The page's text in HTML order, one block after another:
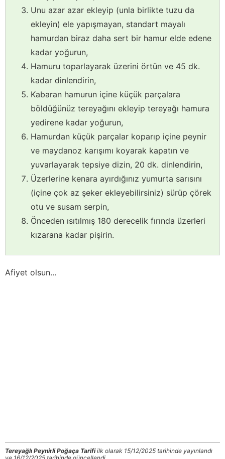
Unu azar azar ekleyip (unla birlikte tuzu da
ekleyin) ele yapışmayan, standart mayalı
hamurdan biraz daha sert bir hamur elde edene
kadar yoğurun,
Hamuru toparlayarak üzerini örtün ve 45 dk.
kadar dinlendirin,
Kabaran hamurun içine küçük parçalara
böldüğünüz tereyağını ekleyip tereyağı hamura
yedirene kadar yoğurun,
Hamurdan küçük parçalar koparıp içine peynir
ve maydanoz karışımı koyarak kapatın ve
yuvarlayarak tepsiye dizin, 20 dk. dinlendirin,
Üzerlerine kenara ayırdığınız yumurta sarısını
(içine çok az şeker ekleyebilirsiniz) sürüp çörek
otu ve susam serpin,
Önceden ısıtılmış 180 derecelik fırında üzerleri
kızarana kadar pişirin.
Afiyet olsun...
Tereyağlı Peynirli Poğaça Tarifiilk olarak 15/12/2025 tarihinde yayınlandı